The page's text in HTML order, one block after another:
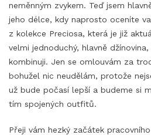
neměnným zvykem. Teď jsem
jeho délce, kdy naprosto oceníte
z kolekce Preciosa, která je již
velmi jednoduchý, hlavně
kombinuji. Jen se omlouvám za
bohužel nic neudělám, protože
už bude počasí lepší a budeme si
tím spojených outfitů.
Přeji vám hezký začátek